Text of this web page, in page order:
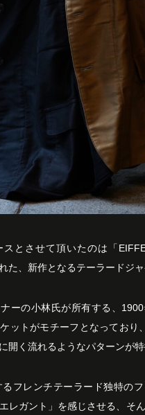
とさせて頂いたのは「
た、新作となるテーラードジャ
ーの小林氏が所有する、
ットがモチーフとなっており
開く流れるようなパターンが特
フレンチテーラード独特の
レガント」を感じさせる、そ